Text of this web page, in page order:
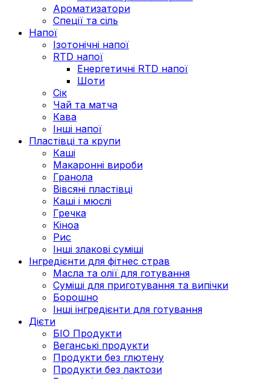
Ароматизатори
Спеції та сіль
Напої
Ізотонічні напої
RTD напої
Енергетичні RTD напої
Шоти
Сік
Чай та матча
Кава
Інші напої
Пластівці та крупи
Каші
Макаронні вироби
Гранола
Вівсяні пластівці
Каші і мюслі
Гречка
Кіноа
Рис
Інші злакові суміші
Інгредієнти для фітнес страв
Масла та олії для готування
Суміші для приготування та випічки
Борошно
Інші інгредієнти для готування
Дієти
БІО Продукти
Веганські продукти
Продукти без глютену
Продукти без лактози